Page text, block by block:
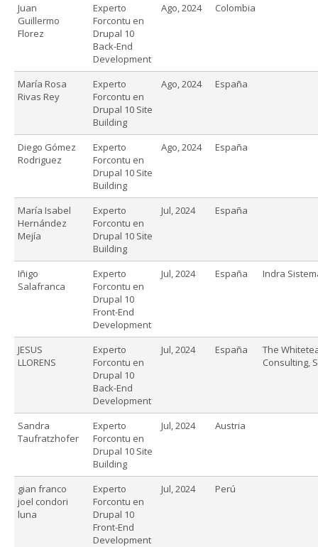
Juan
Guillermo
Florez
Experto
Forcontu en
Drupal 10
Back-End
Development
Ago, 2024 Colombia
María Rosa
Rivas Rey
Experto
Forcontu en
Drupal 10 Site
Building
Ago, 2024 España
Diego Gómez
Rodriguez
Experto
Forcontu en
Drupal 10 Site
Building
Ago, 2024 España
María Isabel
Hernández
Mejía
Experto
Forcontu en
Drupal 10 Site
Building
Jul, 2024 España
Iñigo
Salafranca
Experto
Forcontu en
Drupal 10
Front-End
Development
Jul, 2024 España Indra
JESUS
LLORENS
Experto
Forcontu en
Drupal 10
Back-End
Development
Jul, 2024 España
The
Consulting,
Sandra
Taufratzhofer
Experto
Forcontu en
Drupal 10 Site
Building
Jul, 2024 Austria
gian franco
joel condori
luna
Experto
Forcontu en
Drupal 10
Front-End
Development
Jul, 2024 Perú